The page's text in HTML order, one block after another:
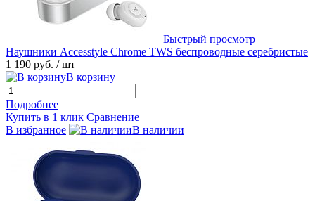
Быстрый просмотр
Наушники Accesstyle Chrome TWS беспроводные серебристые
1 190 руб. / шт
В корзину
Подробнее
Купить в 1 клик Сравнение
В избранное
В наличии